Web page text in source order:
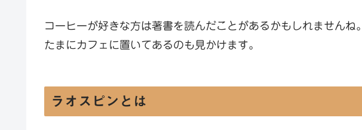
コーヒーが好きな方は著書を読んだことがあるかもしれませんね。
たまにカフェに置いてあるのも見かけます。
ラオスピンとは